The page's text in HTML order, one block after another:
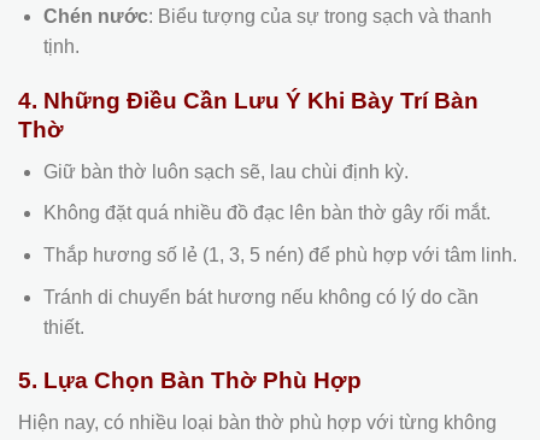
Chén nước: Biểu tượng của sự trong sạch và thanh
tịnh.
4. Những Điều Cần Lưu Ý Khi Bày Trí Bàn
Thờ
Giữ bàn thờ luôn sạch sẽ, lau chùi định kỳ.
Không đặt quá nhiều đồ đạc lên bàn thờ gây rối mắt.
Thắp hương số lẻ (1, 3, 5 nén) để phù hợp với tâm linh.
Tránh di chuyển bát hương nếu không có lý do cần
thiết.
5. Lựa Chọn Bàn Thờ Phù Hợp
Hiện nay, có nhiều loại bàn thờ phù hợp với từng không